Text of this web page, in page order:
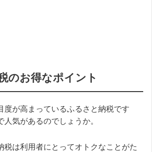
のお得なポイント
度が高まっているふるさと納税です
人気があるのでしょうか。
税は利用者にとってオトクなことがた